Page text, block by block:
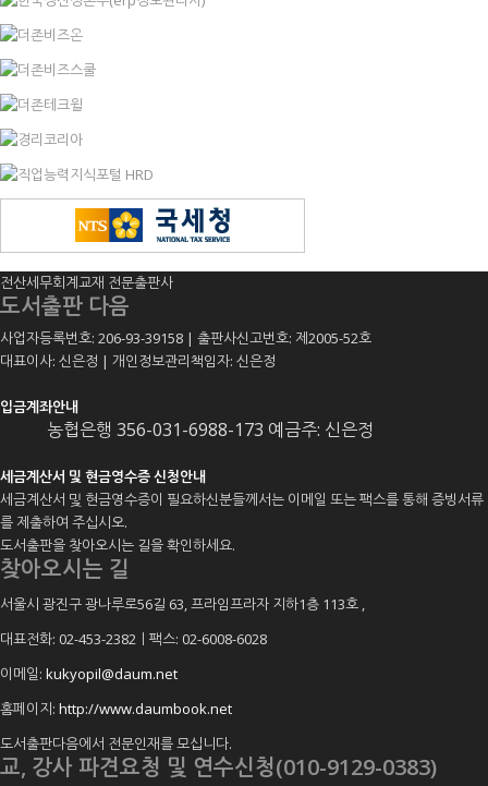
전산세무회계교재 전문출판사
도서출판 다음
사업자등록번호: 206-93-39158 | 출판사신고번호: 제2005-52호
대표이사: 신은정 | 개인정보관리책임자: 신은정
입금계좌안내
농협은행 356-031-6988-173 예금주: 신은정
세금계산서 및 현금영수증 신청안내
세금계산서 및 현금영수증이 필요하신분들께서는 이메일 또는 팩스를 통해 증빙서류
를 제출하여 주십시오.
도서출판을 찾아오시는 길을 확인하세요.
찾아오시는 길
서울시 광진구 광나루로56길 63, 프라임프라자 지하1층 113호 ,
대표전화: 02-453-2382ㅣ팩스: 02-6008-6028
이메일: kukyopil@daum.net
홈페이지: http://www.daumbook.net
도서출판다음에서 전문인재를 모십니다.
교, 강사 파견요청 및 연수신청(010-9129-0383)